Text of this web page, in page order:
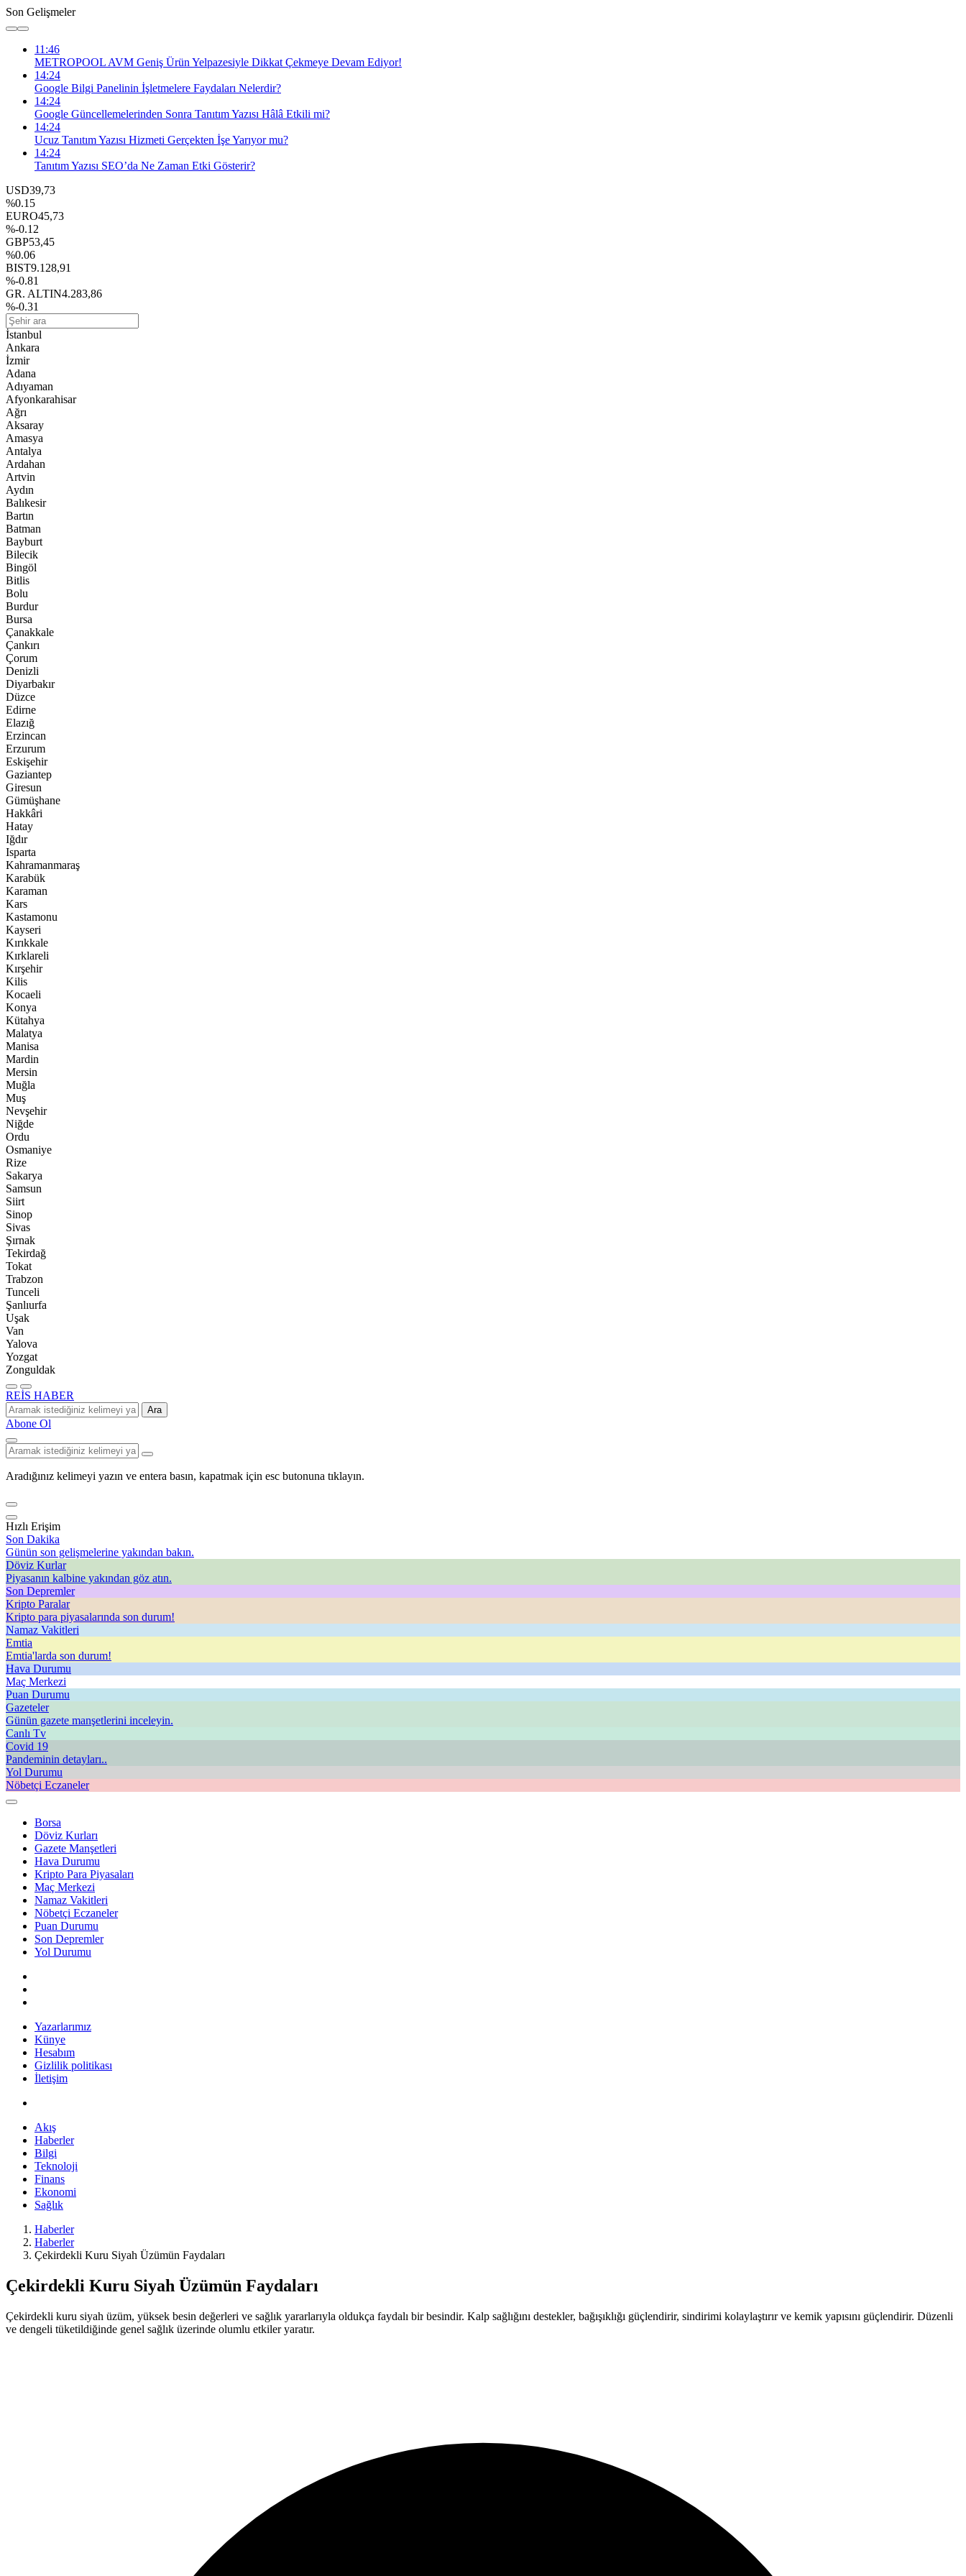
Son Gelişmeler
11:46
METROPOOL AVM Geniş Ürün Yelpazesiyle Dikkat Çekmeye Devam Ediyor!
14:24
Google Bilgi Panelinin İşletmelere Faydaları Nelerdir?
14:24
Google Güncellemelerinden Sonra Tanıtım Yazısı Hâlâ Etkili mi?
14:24
Ucuz Tanıtım Yazısı Hizmeti Gerçekten İşe Yarıyor mu?
14:24
Tanıtım Yazısı SEO’da Ne Zaman Etki Gösterir?
USD39,73
%0.15
EURO45,73
%-0.12
GBP53,45
%0.06
BIST9.128,91
%-0.81
GR. ALTIN4.283,86
%-0.31
İstanbul
Ankara
İzmir
Adana
Adıyaman
Afyonkarahisar
Ağrı
Aksaray
Amasya
Antalya
Ardahan
Artvin
Aydın
Balıkesir
Bartın
Batman
Bayburt
Bilecik
Bingöl
Bitlis
Bolu
Burdur
Bursa
Çanakkale
Çankırı
Çorum
Denizli
Diyarbakır
Düzce
Edirne
Elazığ
Erzincan
Erzurum
Eskişehir
Gaziantep
Giresun
Gümüşhane
Hakkâri
Hatay
Iğdır
Isparta
Kahramanmaraş
Karabük
Karaman
Kars
Kastamonu
Kayseri
Kırıkkale
Kırklareli
Kırşehir
Kilis
Kocaeli
Konya
Kütahya
Malatya
Manisa
Mardin
Mersin
Muğla
Muş
Nevşehir
Niğde
Ordu
Osmaniye
Rize
Sakarya
Samsun
Siirt
Sinop
Sivas
Şırnak
Tekirdağ
Tokat
Trabzon
Tunceli
Şanlıurfa
Uşak
Van
Yalova
Yozgat
Zonguldak
REİS HABER
Ara
Abone Ol
Aradığınız kelimeyi yazın ve entera basın, kapatmak için esc butonuna tıklayın.
Hızlı Erişim
Son Dakika
Günün son gelişmelerine yakından bakın.
Döviz Kurlar
Piyasanın kalbine yakından göz atın.
Son Depremler
Kripto Paralar
Kripto para piyasalarında son durum!
Namaz Vakitleri
Emtia
Emtia'larda son durum!
Hava Durumu
Maç Merkezi
Puan Durumu
Gazeteler
Günün gazete manşetlerini inceleyin.
Canlı Tv
Covid 19
Pandeminin detayları..
Yol Durumu
Nöbetçi Eczaneler
Borsa
Döviz Kurları
Gazete Manşetleri
Hava Durumu
Kripto Para Piyasaları
Maç Merkezi
Namaz Vakitleri
Nöbetçi Eczaneler
Puan Durumu
Son Depremler
Yol Durumu
Yazarlarımız
Künye
Hesabım
Gizlilik politikası
İletişim
Akış
Haberler
Bilgi
Teknoloji
Finans
Ekonomi
Sağlık
Haberler
Haberler
Çekirdekli Kuru Siyah Üzümün Faydaları
Çekirdekli Kuru Siyah Üzümün Faydaları
Çekirdekli kuru siyah üzüm, yüksek besin değerleri ve sağlık yararlarıyla oldukça faydalı bir besindir. Kalp sağlığını destekler, bağışıklığı güçlendirir, sindirimi kolaylaştırır ve kemik yapısını güçlendirir. Düzenli
ve dengeli tüketildiğinde genel sağlık üzerinde olumlu etkiler yaratır.